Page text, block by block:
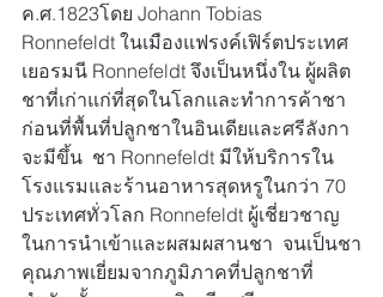
ค.ศ.1823โดย Johann Tobias
Ronnefeldt ในเมืองแฟรงค์เฟิร์ตประเทศ
เยอรมนี Ronnefeldt จึงเป็นหนึ่งใน ผู้ผลิต
ชาที่เก่าแก่ที่สุดในโลกและทำการค้าชา
ก่อนที่พื้นที่ปลูกชาในอินเดียและศรีลังกา
จะมีขึ้น  ชา Ronnefeldt มีให้บริการใน
โรงแรมและร้านอาหารสุดหรูในกว่า 70
ประเทศทั่วโลก Ronnefeldt ผู้เชี่ยวชาญ
ในการนำเข้าและผสมผสานชา  จนเป็นชา
คุณภาพเยี่ยมจากภูมิภาคที่ปลูกชาที่